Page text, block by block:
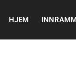
HJEM